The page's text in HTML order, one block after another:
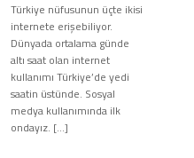
Türkiye nüfusunun üçte ikisi
internete erişebiliyor.
Dünyada ortalama günde
altı saat olan internet
kullanımı Türkiye’de yedi
saatin üstünde. Sosyal
medya kullanımında ilk
ondayız. […]